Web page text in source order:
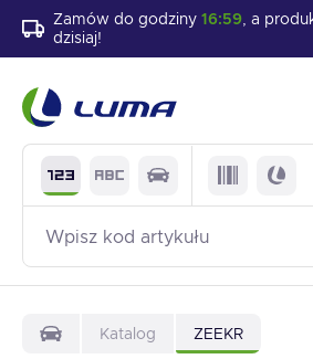
Zamów do godziny 16:59, a
dzisiaj!
Katalog ZEEKR